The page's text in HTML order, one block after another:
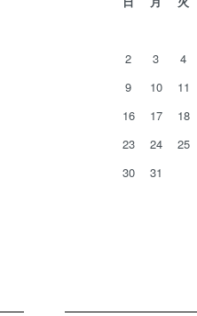
2
3 4
9
10 11
16
17 18
23
24 25
30
31